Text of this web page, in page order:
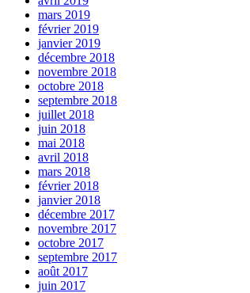
mars 2019
février 2019
janvier 2019
décembre 2018
novembre 2018
octobre 2018
septembre 2018
juillet 2018
juin 2018
mai 2018
avril 2018
mars 2018
février 2018
janvier 2018
décembre 2017
novembre 2017
octobre 2017
septembre 2017
août 2017
juin 2017